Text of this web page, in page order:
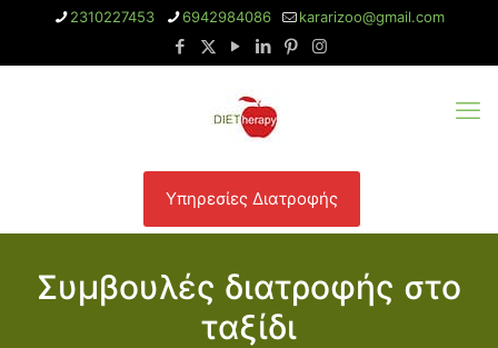
2310227453 6942984086 kararizoo@gmail.com
Υπηρεσίες Διατροφής
Συμβουλές διατροφής στο
ταξίδι